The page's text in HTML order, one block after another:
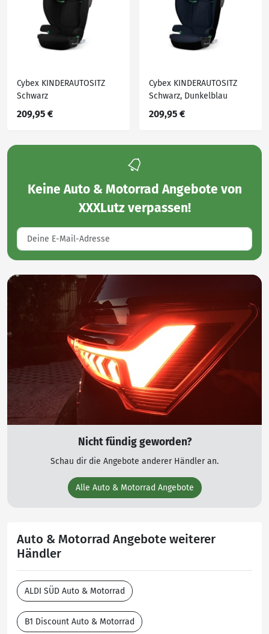
Cybex KINDERAUTOSITZ
Schwarz
209,95 €
Cybex KINDERAUTOSITZ
Schwarz, Dunkelblau
209,95 €
Keine Auto & Motorrad Angebote von
XXXLutzverpassen!
Nicht fündig geworden?
Schau dir die Angebote anderer Händler an.
Alle Auto & Motorrad Angebote
Auto & Motorrad Angebote weiterer
Händler
ALDI SÜD Auto & Motorrad
B1 Discount Auto & Motorrad